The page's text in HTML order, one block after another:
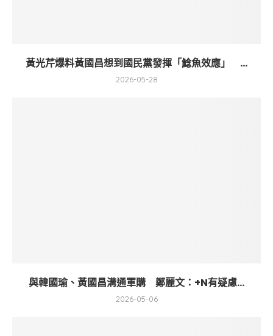
黃光芹爆料黃國昌想到國民黨發揮「鯰魚效應」 ...
2026-05-28
與韓國瑜、黃國昌溝通軍購 鄭麗文：+N有疑慮...
2026-05-06